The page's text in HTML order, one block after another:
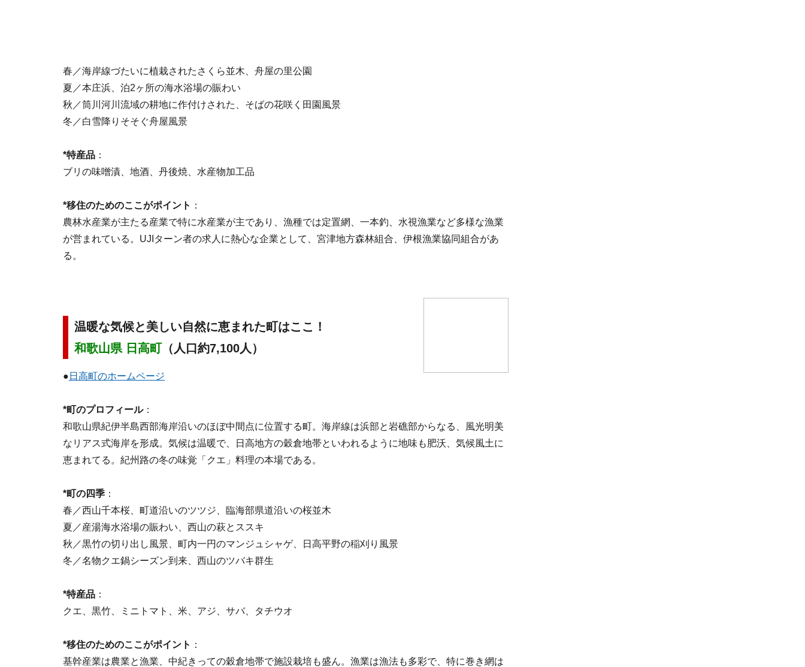
春／海岸線づたいに植栽されたさくら並木、舟屋の里公園
夏／本庄浜、泊2ヶ所の海水浴場の賑わい
秋／筒川河川流域の耕地に作付けされた、そばの花咲く田園風景
冬／白雪降りそそぐ舟屋風景
*特産品 ：
ブリの味噌漬、地酒、丹後焼、水産物加工品
*移住のためのここがポイント ：
農林水産業が主たる産業で特に水産業が主であり、漁種では定置網、一本釣、水視漁業など多様な漁業
が営まれている。UJIターン者の求人に熱心な企業として、宮津地方森林組合、伊根漁業協同組合があ
る。
温暖な気候と美しい自然に恵まれた町はここ！
和歌山県 日高町（人口約7,100人）
● 日高町のホームページ
*町のプロフィール：
和歌山県紀伊半島西部海岸沿いのほぼ中間点に位置する町。海岸線は浜部と岩礁部からなる、風光明美
なリアス式海岸を形成。気候は温暖で、日高地方の穀倉地帯といわれるように地味も肥沃、気候風土に
恵まれてる。紀州路の冬の味覚「クエ」料理の本場である。
*町の四季 ：
春／西山千本桜、町道沿いのツツジ、臨海部県道沿いの桜並木
夏／産湯海水浴場の賑わい、西山の萩とススキ
秋／黒竹の切り出し風景、町内一円のマンジュシャゲ、日高平野の稲刈り風景
冬／名物クエ鍋シーズン到来、西山のツバキ群生
*特産品 ：
クエ、黒竹、ミニトマト、米、アジ、サバ、タチウオ
*移住のためのここがポイント ：
基幹産業は農業と漁業、中紀きっての穀倉地帯で施設栽培も盛ん。漁業は漁法も多彩で、特に巻き網は